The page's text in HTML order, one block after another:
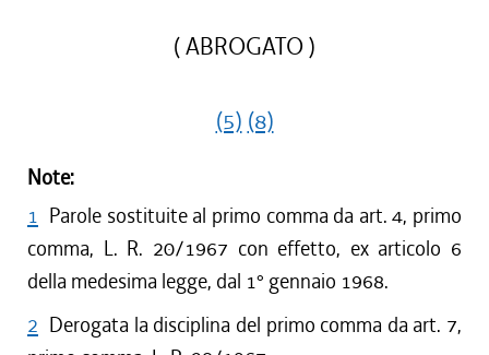
( ABROGATO )
(5) (8)
Note:
1 Parole sostituite al primo comma da art. 4, primo
comma, L. R. 20/1967 con effetto, ex articolo 6
della medesima legge, dal 1° gennaio 1968.
2 Derogata la disciplina del primo comma da art. 7,